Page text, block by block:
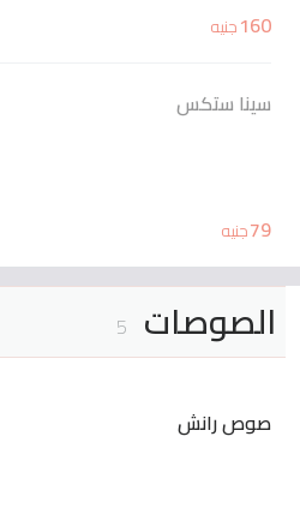
160جنيه
سينا ستكس
79جنيه
الصوصات 5
صوص رانش